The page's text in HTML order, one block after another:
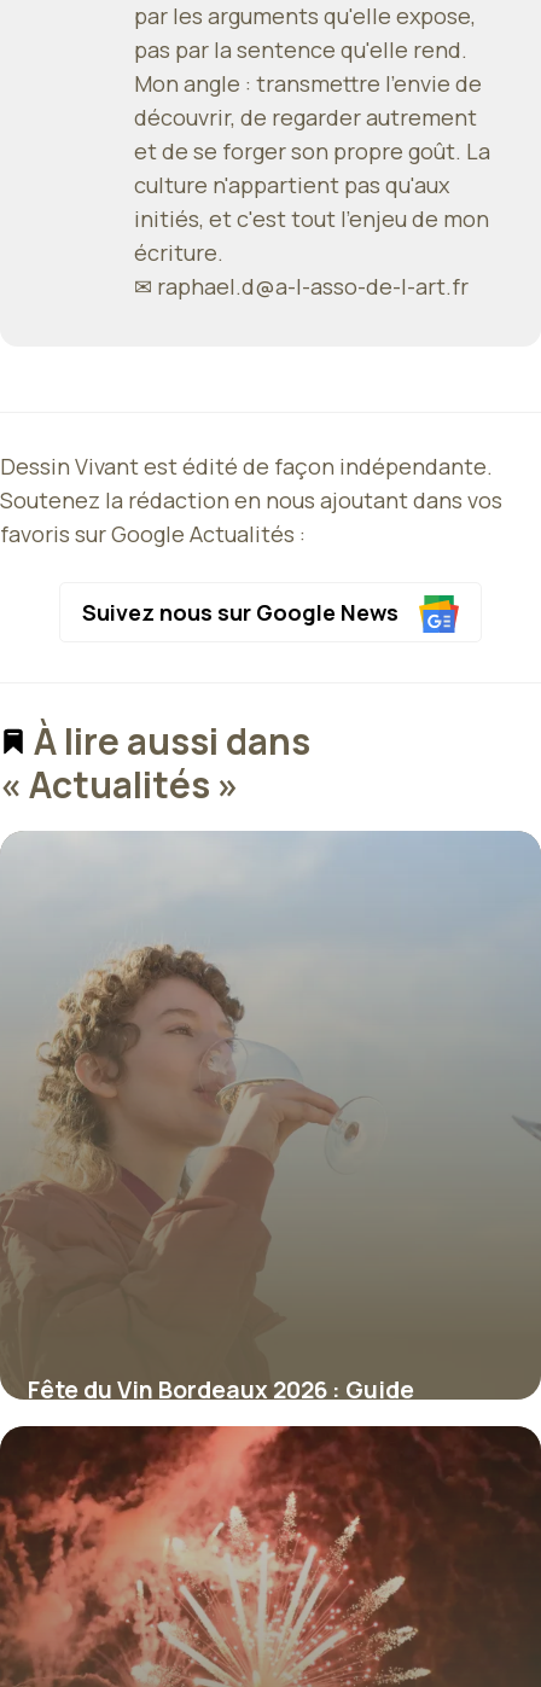
par les arguments qu'elle expose,
pas par la sentence qu'elle rend.
Mon angle : transmettre l'envie de
découvrir, de regarder autrement
et de se forger son propre goût. La
culture n'appartient pas qu'aux
initiés, et c'est tout l'enjeu de mon
écriture.
✉ raphael.d@a-l-asso-de-l-art.fr
Dessin Vivant est édité de façon indépendante.
Soutenez la rédaction en nous ajoutant dans vos
favoris sur Google Actualités :
Suivez nous sur Google News
À lire aussi dans
« Actualités »
Fête du Vin Bordeaux 2026 : Guide
Complet
10 juillet 2026